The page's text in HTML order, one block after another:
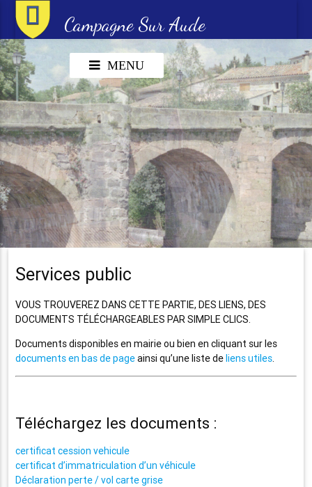
Campagne Sur Aude
MENU
Services public
VOUS TROUVEREZ DANS CETTE PARTIE, DES LIENS, DES
DOCUMENTS TÉLÉCHARGEABLES PAR SIMPLE CLICS.
Documents disponibles en mairie ou bien en cliquant sur les
documents en bas de pageainsi qu’une liste deliens utiles.
Téléchargez les documents :
certificat cession vehicule
certificat d’immatriculation d’un véhicule
Déclaration perte / vol carte grise